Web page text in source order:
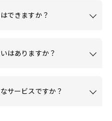
できますか？
はありますか？
サービスですか？